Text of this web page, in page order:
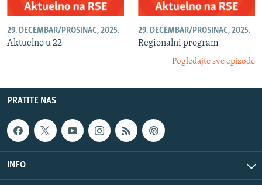
29. DECEMBAR/PROSINAC, 2025.
Aktuelno u 22
29. DECEMBAR/PROSINAC, 2025.
Regionalni program
Pogledajte sve epizode
PRATITE NAS
INFO